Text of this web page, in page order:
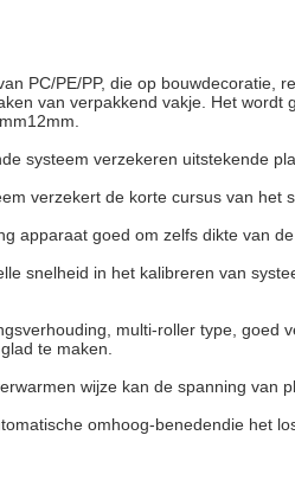
PC/PE/PP, die op bouwdecoratie,
van verpakkend vakje. Het
systeem verzekeren uitstekende
verzekert de korte cursus van het
apparaat goed om zelfs dikte van
snelheid in het kalibreren van
multi-roller type,
te maken.
wijze kan de spanning van
omhoog-benedendie het